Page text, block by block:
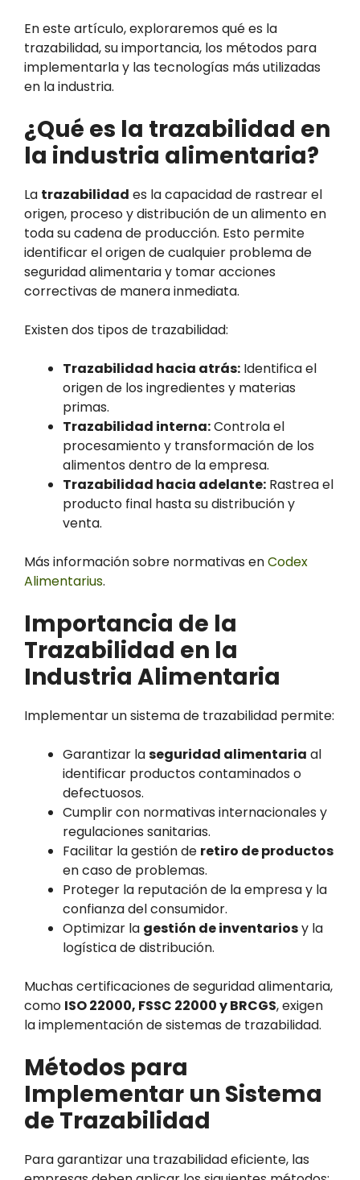
En este artículo, exploraremos qué es la
trazabilidad, su importancia, los métodos para
implementarla y las tecnologías más utilizadas
en la industria.
¿Qué es la trazabilidad en
la industria alimentaria?
La trazabilidad es la capacidad de rastrear el
origen, proceso y distribución de un alimento en
toda su cadena de producción. Esto permite
identificar el origen de cualquier problema de
seguridad alimentaria y tomar acciones
correctivas de manera inmediata.
Existen dos tipos de trazabilidad:
Trazabilidad hacia atrás: Identifica el
origen de los ingredientes y materias
primas.
Trazabilidad interna:Controla el
procesamiento y transformación de los
alimentos dentro de la empresa.
Trazabilidad hacia adelante: Rastrea el
producto final hasta su distribución y
venta.
Más información sobre normativas enCodex
Alimentarius.
Importancia de la
Trazabilidad en la
Industria Alimentaria
Implementar un sistema de trazabilidad permite:
Garantizar laseguridad alimentaria al
identificar productos contaminados o
defectuosos.
Cumplir con normativas internacionales y
regulaciones sanitarias.
Facilitar la gestión de retiro de productos
en caso de problemas.
Proteger la reputación de la empresa y la
confianza del consumidor.
Optimizar la gestión de inventariosy la
logística de distribución.
Muchas certificaciones de seguridad alimentaria,
como ISO 22000, FSSC 22000 y BRCGS, exigen
la implementación de sistemas de trazabilidad.
Métodos para
Implementar un Sistema
de Trazabilidad
Para garantizar una trazabilidad eficiente, las